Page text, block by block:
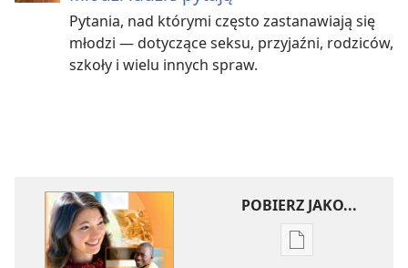
Pytania, nad którymi często zastanawiają się
młodzi — dotyczące seksu, przyjaźni, rodziców,
szkoły i wielu innych spraw.
POBIERZ JAKO...
Ustawienia